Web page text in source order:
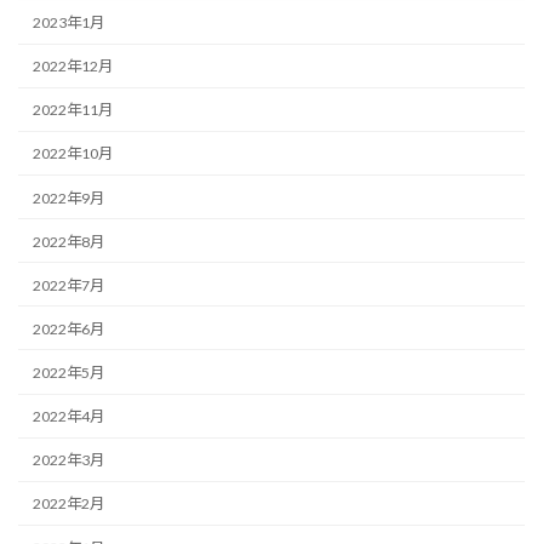
2023年1月
2022年12月
2022年11月
2022年10月
2022年9月
2022年8月
2022年7月
2022年6月
2022年5月
2022年4月
2022年3月
2022年2月